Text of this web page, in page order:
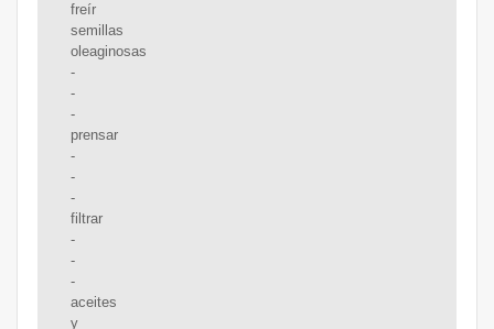
freír
semillas
oleaginosas
-
-
-
prensar
-
-
-
filtrar
-
-
-
aceites
y